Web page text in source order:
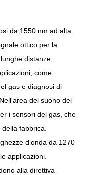
da 1550 nm ad alta
ottico per la
distanze,
come
gas e diagnosi di
del suono del
i sensori del gas, che
fabbrica.
d'onda da 1270
applicazioni.
alla direttiva